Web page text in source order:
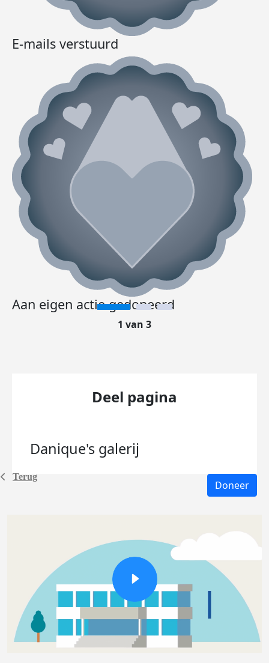
Terug
E-mails verstuurd
Aan eigen actie gedoneerd
1 van 3
Deel pagina
Danique's galerij
Doneer